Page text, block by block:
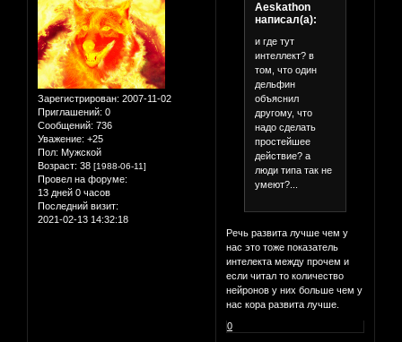
Зарегистрирован: 2007-11-02
Приглашений: 0
Сообщений: 736
Уважение: +25
Пол: Мужской
Возраст: 38 [1988-06-11]
Провел на форуме:
13 дней 0 часов
Последний визит:
2021-02-13 14:32:18
Aeskathon
написал(а):
и где тут
интеллект? в
том, что один
дельфин
объяснил
другому, что
надо сделать
простейшее
действие? а
люди типа так не
умеют?...
Речь развита лучше чем у
нас это тоже показатель
интелекта между прочем и
если читал то количество
нейронов у них больше чем у
нас кора развита лучше.
0